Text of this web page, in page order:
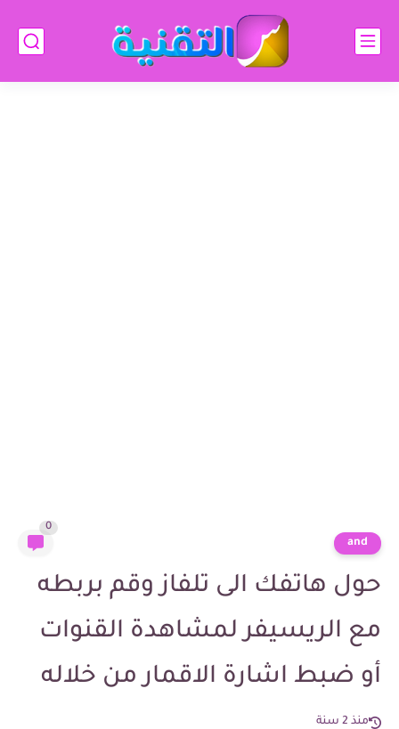
and
0
حول هاتفك الى تلفاز وقم بربطه
مع الريسيفر لمشاهدة القنوات
أو ضبط اشارة الاقمار من خلاله
منذ 2 سنة